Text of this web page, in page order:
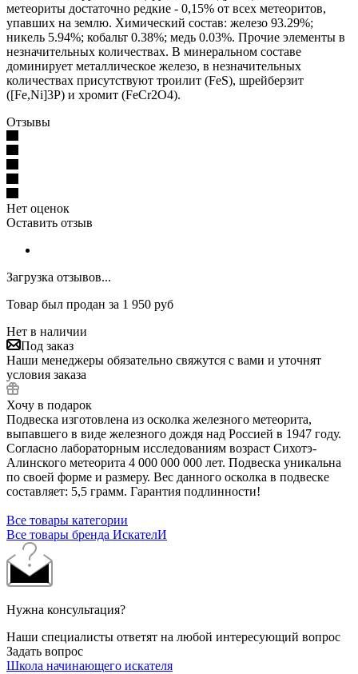
метеориты достаточно редкие - 0,15% от всех метеоритов,
упавших на землю. Химический состав: железо 93.29%;
никель 5.94%; кобальт 0.38%; медь 0.03%. Прочие элементы в
незначительных количествах. В минеральном составе
доминирует металлическое железо, в незначительных
количествах присутствуют троилит (FeS), шрейберзит
([Fе,Ni]3Р) и хромит (FеCr2O4).
Отзывы
Нет оценок
Оставить отзыв
Загрузка отзывов...
Товар был продан за 1 950 руб
Нет в наличии
Под заказ
Наши менеджеры обязательно свяжутся с вами и уточнят
условия заказа
Хочу в подарок
Подвеска изготовлена из осколка железного метеорита,
выпавшего в виде железного дождя над Россией в 1947 году.
Согласно лабораторным исследованиям возраст Сихотэ-
Алинского метеорита 4 000 000 000 лет. Подвеска уникальна
по своей форме и размеру. Вес данного осколка в подвеске
составляет: 5,5 грамм. Гарантия подлинности!
Все товары категории
Все товары бренда ИскателИ
Нужна консультация?
Наши специалисты ответят на любой интересующий вопрос
Задать вопрос
Школа начинающего искателя